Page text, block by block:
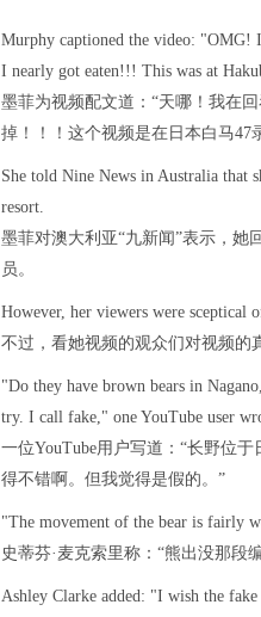
Murphy captioned the video: "OMG!
I nearly got eaten!!! This was at
墨菲为视频配文道：“天哪！我在
掉！！！这个视频是在日本白马47
She told Nine News in Australia that
resort.
墨菲对澳大利亚“九新闻”表示，她
员。
However, her viewers were sceptical
不过，看她视频的观众们对视频的
"Do they have brown bears in
try. I call fake," one YouTube user
一位YouTube用户写道：“长野位
得不错啊。但我觉得是假的。”
"The movement of the bear is fairly
史蒂芬·麦克索里称：“熊出没那段
Ashley Clarke added: "I wish the